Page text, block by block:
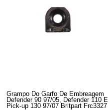
Grampo Do Garfo De Embreagem
Defender 90 97/05, Defender 110 E
Pick-up 130 97/07 Britpart Frc3327